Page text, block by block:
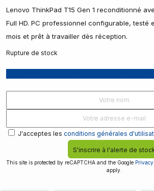
Lenovo ThinkPad T15 Gen 1 reconditionné
Full HD. PC professionnel configurable, testé
mois et prêt à travailler dès réception.
Rupture de stock
J'acceptes les conditions générales
S'inscrire à l'alerte de
This site is protected by reCAPTCHA and the Google
apply.